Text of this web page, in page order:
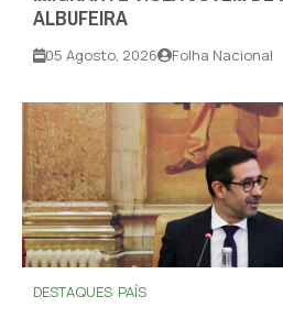
ALBUFEIRA
05 Agosto, 2026 Folha Nacional
DESTAQUES PAÍS